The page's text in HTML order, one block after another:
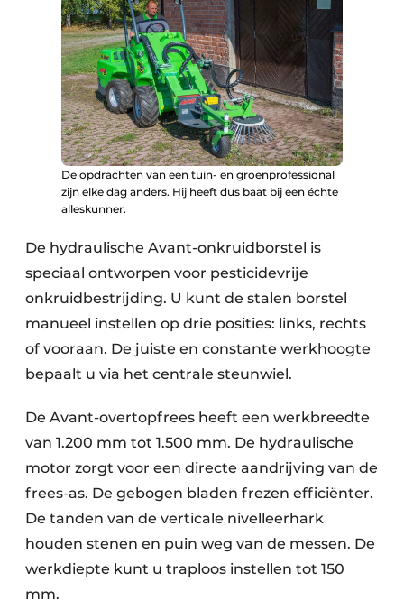
De opdrachten van een tuin- en groenprofessional
zijn elke dag anders. Hij heeft dus baat bij een échte
alleskunner.
De hydraulische Avant-onkruidborstel is
speciaal ontworpen voor pesticidevrije
onkruidbestrijding. U kunt de stalen borstel
manueel instellen op drie posities: links, rechts
of vooraan. De juiste en constante werkhoogte
bepaalt u via het centrale steunwiel.
De Avant-overtopfrees heeft een werkbreedte
van 1.200 mm tot 1.500 mm. De hydraulische
motor zorgt voor een directe aandrijving van de
frees-as. De gebogen bladen frezen efficiënter.
De tanden van de verticale nivelleerhark
houden stenen en puin weg van de messen. De
werkdiepte kunt u traploos instellen tot 150
mm.